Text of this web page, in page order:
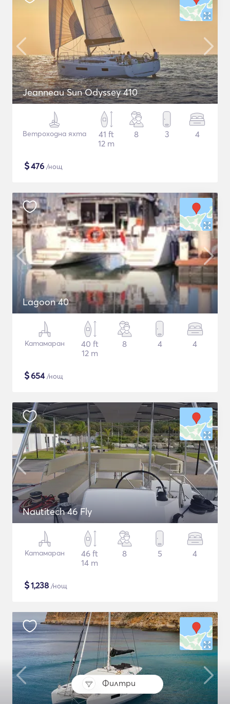
Филтри
Jeanneau Sun Odyssey 410
Ветроходна яхта
41 ft
12 m
8 3 4
$476 /нощ
Lagoon 40
Катамаран
40 ft
12 m
8 4 4
$654/нощ
Nautitech 46 Fly
Катамаран
46 ft
14 m
8 5 4
$1,238 /нощ